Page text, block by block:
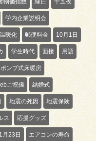
物価指数 縁日 十五夜
学内企業説明会
温暖化 郵便料金 10月1日
学生時代 面接 用語
ンプ式床暖房
ご祝儀 結婚式
地震の死因 地震保険
ス 応援グッズ
月23日 エアコンの寿命